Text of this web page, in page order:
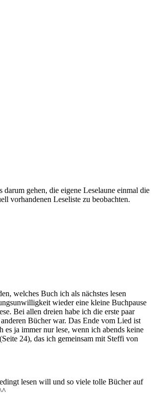
gehen, die eigene Leselaune einmal die
vorhandenen Leseliste zu beobachten.
welches Buch ich als nächstes lesen
wieder eine kleine Buchpause
Bei allen dreien habe ich die erste paar
Bücher war. Das Ende vom Lied ist
ja immer nur lese, wenn ich abends keine
24), das ich gemeinsam mit Steffi von
lesen will und so viele tolle Bücher auf